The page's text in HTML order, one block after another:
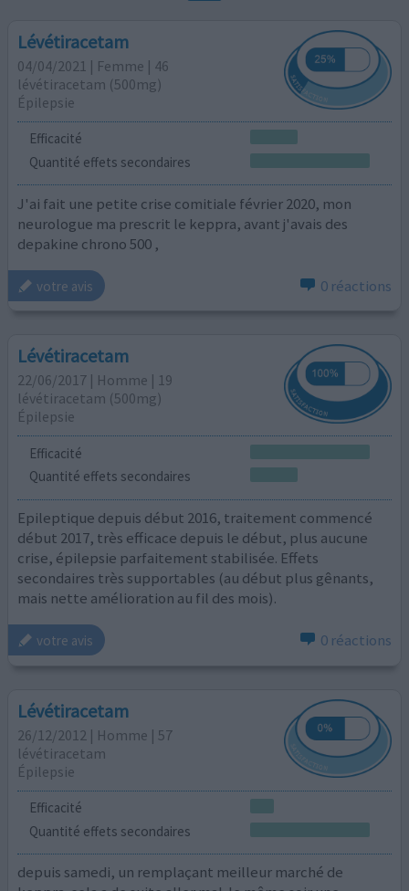
Lévétiracetam
04/04/2021 | Femme | 46
lévétiracetam (500mg)
Épilepsie
Efficacité
Quantité effets secondaires
J'ai fait une petite crise comitiale février 2020, mon
neurologue ma prescrit le keppra, avant j'avais des
depakine chrono 500 ,
votre avis 0 réactions
Lévétiracetam
22/06/2017 | Homme | 19
lévétiracetam (500mg)
Épilepsie
Efficacité
Quantité effets secondaires
Epileptique depuis début 2016, traitement commencé
début 2017, très efficace depuis le début, plus aucune
crise, épilepsie parfaitement stabilisée. Effets
secondaires très supportables (au début plus gênants,
mais nette amélioration au fil des mois).
votre avis 0 réactions
Lévétiracetam
26/12/2012 | Homme | 57
lévétiracetam
Épilepsie
Efficacité
Quantité effets secondaires
depuis samedi, un remplaçant meilleur marché de